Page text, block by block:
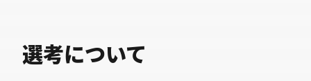
選考について